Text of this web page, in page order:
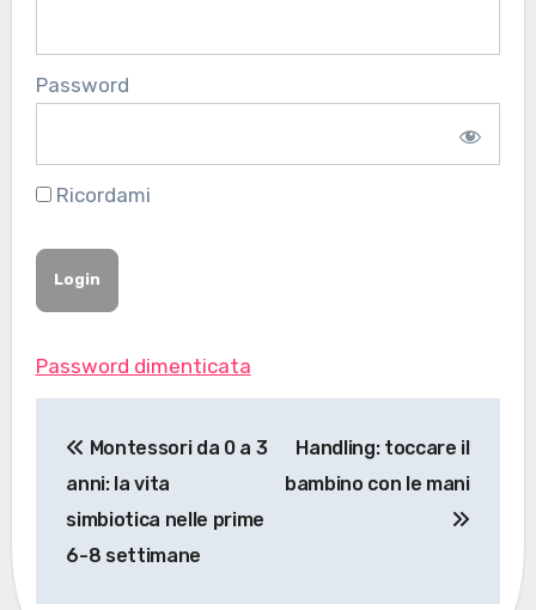
Password
Ricordami
Password dimenticata
articoli
Montessori da 0 a 3
anni: la vita
simbiotica nelle prime
6-8 settimane
Handling: toccare il
bambino con le mani